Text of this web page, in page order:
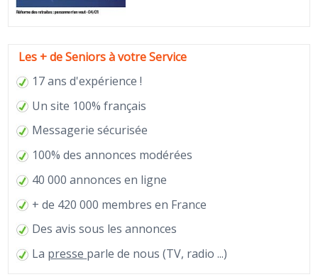
Les + de Seniors à votre Service
17 ans d'expérience !
Un site 100% français
Messagerie sécurisée
100% des annonces modérées
40 000 annonces en ligne
+ de 420 000 membres en France
Des avis sous les annonces
La presse parle de nous (TV, radio ...)